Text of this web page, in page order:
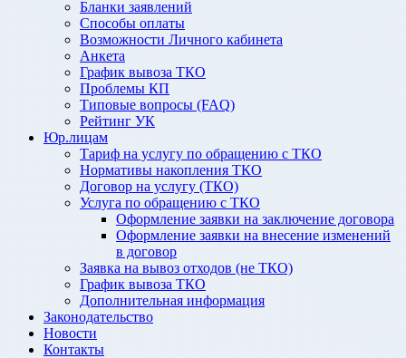
Бланки заявлений
Способы оплаты
Возможности Личного кабинета
Анкета
График вывоза ТКО
Проблемы КП
Типовые вопросы (FAQ)
Рейтинг УК
Юр.лицам
Тариф на услугу по обращению с ТКО
Нормативы накопления ТКО
Договор на услугу (ТКО)
Услуга по обращению с ТКО
Оформление заявки на заключение договора
Оформление заявки на внесение изменений
в договор
Заявка на вывоз отходов (не ТКО)
График вывоза ТКО
Дополнительная информация
Законодательство
Новости
Контакты